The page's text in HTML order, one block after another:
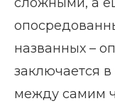
названных –
заключается
между самим